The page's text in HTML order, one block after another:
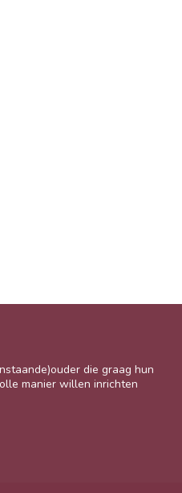
die graag hun
manier willen inrichten